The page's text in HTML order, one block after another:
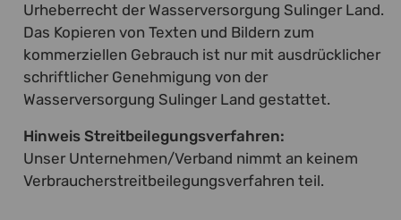
Urheberrecht der Wasserversorgung Sulinger Land.
Das Kopieren von Texten und Bildern zum
kommerziellen Gebrauch ist nur mit ausdrücklicher
schriftlicher Genehmigung von der
Wasserversorgung Sulinger Land gestattet.
Hinweis Streitbeilegungsverfahren:
Unser Unternehmen/Verband nimmt an keinem
Verbraucherstreitbeilegungsverfahren teil.